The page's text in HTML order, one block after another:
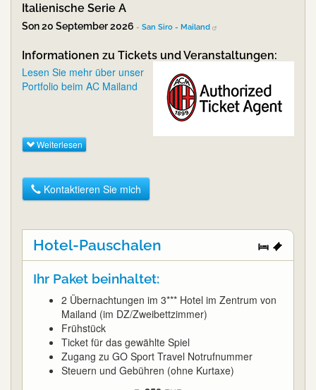
Italienische Serie A
Son 20 September 2026 - San Siro - Mailand
Informationen zu Tickets und Veranstaltungen:
Lesen Sie mehr über unser
Portfolio beim AC Mailand
Weiterlesen
Kontaktieren Sie mich
Hotel-Pauschalen
Ihr Paket beinhaltet:
2 Übernachtungen im 3*** Hotel im Zentrum von
Mailand (im DZ/Zweibettzimmer)
Frühstück
Ticket für das gewählte Spiel
Zugang zu GO Sport Travel Notrufnummer
Steuern und Gebühren (ohne Kurtaxe)